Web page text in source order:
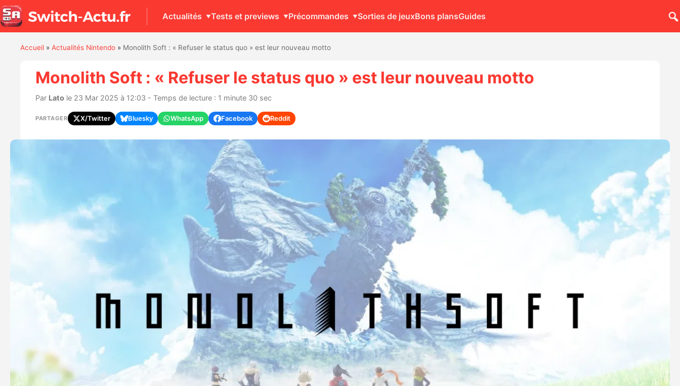
Actualités Tests et previews Précommandes Sorties de jeuxBons plansGuides
Accueil» Actualités Nintendo» Monolith Soft : « Refuser le status quo » est leur nouveau motto
Monolith Soft : « Refuser le status quo » est leur nouveau motto
Par Latole 23 Mar 2025 à 12:03 - Temps de lecture : 1 minute 30 sec
PARTAGER X/Twitter Bluesky WhatsApp Facebook Reddit